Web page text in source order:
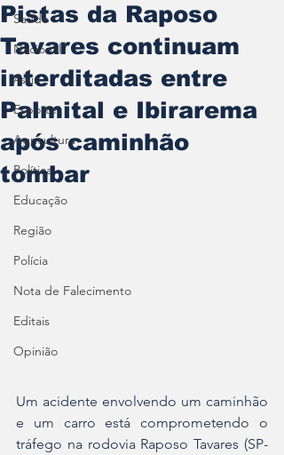
Saúde
Nacional
Assis
Esporte
Agricultura
Política
Educação
Região
Polícia
Nota de Falecimento
Editais
Opinião
Pistas da Raposo
Tavares continuam
interditadas entre
Palmital e Ibirarema
após caminhão
tombar
Um acidente envolvendo um caminhão
e um carro está comprometendo o
tráfego na rodovia Raposo Tavares (SP-